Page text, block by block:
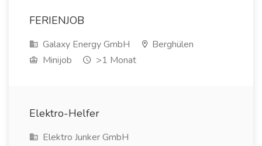
FERIENJOB
Galaxy Energy GmbH
Berghülen
Minijob
>1 Monat
Elektro-Helfer
Elektro Junker GmbH